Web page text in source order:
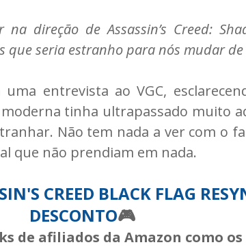
direção de Assassin’s Creed:
que seria estranho para nós mudar de
uma entrevista ao VGC,
tinha ultrapassado muito
Não tem nada a ver com o
que não prendiam em nada.
CREED BLACK FLAG
DESCONTO🎮
de afiliados da Amazon como os